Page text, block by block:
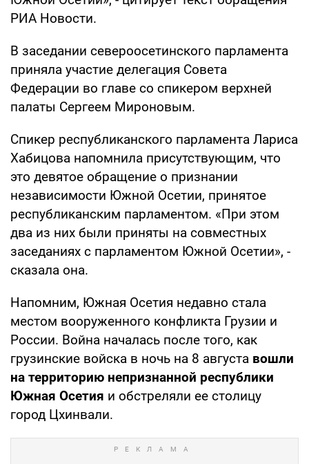
РИА Новости.
В заседании североосетинского парламента
приняла участие делегация Совета
Федерации во главе со спикером верхней
палаты Сергеем Мироновым.
Спикер республиканского парламента Лариса
Хабицова напомнила присутствующим, что
это девятое обращение о признании
независимости Южной Осетии, принятое
республиканским парламентом. «При этом
два из них были приняты на совместных
заседаниях с парламентом Южной Осетии», -
сказала она.
Напомним, Южная Осетия недавно стала
местом вооруженного конфликта Грузии и
России. Война началась после того, как
грузинские войска в ночь на 8 августа вошли
на территорию непризнанной республики
Южная Осетия и обстреляли ее столицу
город Цхинвали.